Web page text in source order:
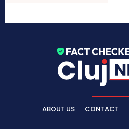
ABOUT US CONTACT